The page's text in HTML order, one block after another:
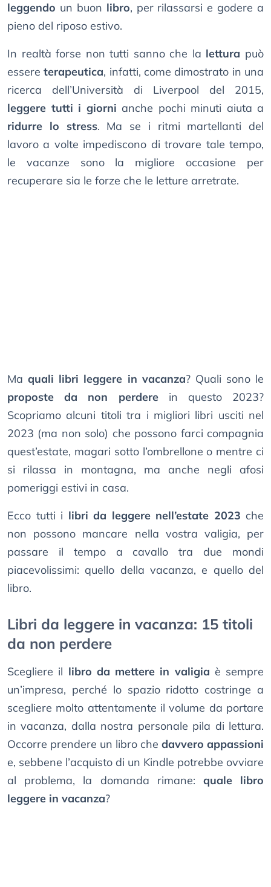
leggendo un buon libro, per rilassarsi e godere a
pieno del riposo estivo.
In realtà forse non tutti sanno che la lettura può
essereterapeutica, infatti, come dimostrato in una
ricerca dell’Università di Liverpool del 2015,
leggere tutti i giorni anche pochi minuti aiuta a
ridurre lo stress. Ma se i ritmi martellanti del
lavoro a volte impediscono di trovare tale tempo,
le vacanze sono la migliore occasione per
recuperare sia le forze che le letture arretrate.
Maquali libri leggere in vacanza? Quali sono le
proposte da non perderein questo 2023?
Scopriamo alcuni titoli tra i migliori libri usciti nel
2023 (ma non solo) che possono farci compagnia
quest’estate, magari sotto l’ombrellone o mentre ci
si rilassa in montagna, ma anche negli afosi
pomeriggi estivi in casa.
Ecco tutti i libri da leggere nell’estate 2023 che
non possono mancare nella vostra valigia, per
passare il tempo a cavallo tra due mondi
piacevolissimi: quello della vacanza, e quello del
libro.
Libri da leggere in vacanza: 15 titoli
da non perdere
Scegliere il libro da mettere in valigia è sempre
un’impresa, perché lo spazio ridotto costringe a
scegliere molto attentamente il volume da portare
in vacanza, dalla nostra personale pila di lettura.
Occorre prendere un libro che davvero appassioni
e, sebbene l’acquisto di un Kindle potrebbe ovviare
al problema, la domanda rimane: quale libro
leggere in vacanza?